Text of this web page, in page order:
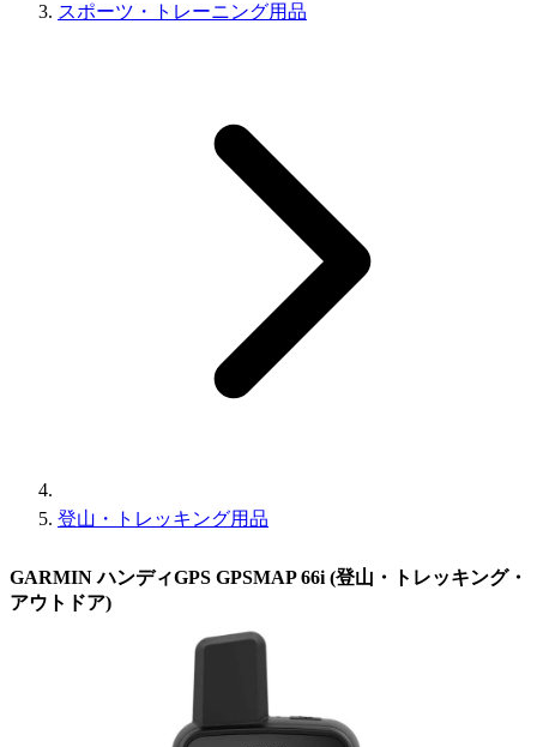
スポーツ・トレーニング用品
登山・トレッキング用品
GARMIN ハンディGPS GPSMAP 66i (登山・トレッキング・
アウトドア)